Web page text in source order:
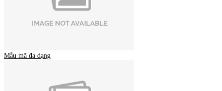
Mẫu mã đa dạng